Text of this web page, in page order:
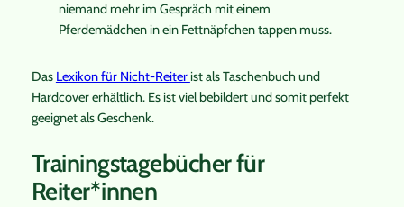
niemand mehr im Gespräch mit einem
Pferdemädchen in ein Fettnäpfchen tappen muss.
Das Lexikon für Nicht-Reiter ist als Taschenbuch und
Hardcover erhältlich. Es ist viel bebildert und somit perfekt
geeignet als Geschenk.
Trainingstagebücher für
Reiter*innen